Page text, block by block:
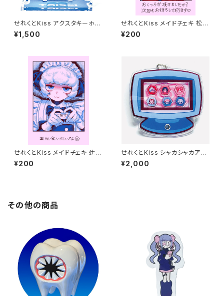
せれくとKiss アクスタキーホル
ダー 阿比留泰生
¥1,500
せれくとKiss メイドチェキ 松平
三千子
¥200
せれくとKiss メイドチェキ 辻琥
太郎
¥200
せれくとKiss シャカシャカアク
キー
¥2,000
その他の商品